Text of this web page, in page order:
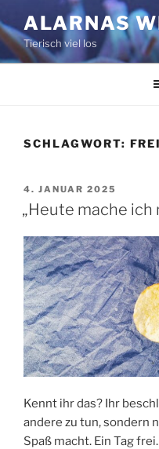
Inhalt
springen
ALARNAS
Tierisch viel los
SCHLAGWORT:
VERÖFFENTLICHT
AM
4. JANUAR 2025
„Heute mache ich
Kennt ihr das? Ihr
andere zu tun, sondern
Spaß macht. Ein Tag